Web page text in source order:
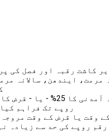
کاشت رقبہ اور فصل کی
مرمت، ایندھن، سالانہ
روپے تک فراہم کیا جائے گا۔
کی حد سے زیادہ نہیں ہونی